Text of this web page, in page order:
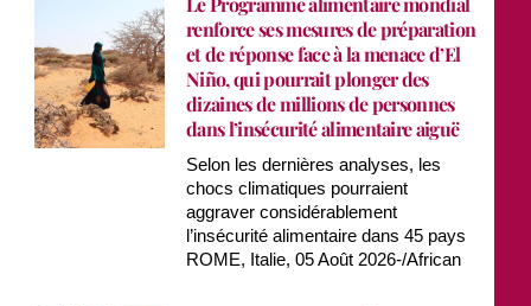
renforce ses mesures de préparation
et de réponse face à la menace d’El
Niño, qui pourrait plonger des
dizaines de millions de personnes
dans l’insécurité alimentaire aiguë
Selon les dernières analyses, les
chocs climatiques pourraient
aggraver considérablement
l’insécurité alimentaire dans 45 pays
ROME, Italie, 05 Août 2026-/African